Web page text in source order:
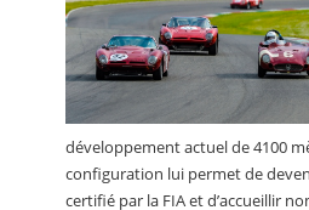
développement actuel de 4100
configuration lui permet de
certifié par la FIA et d’accueillir